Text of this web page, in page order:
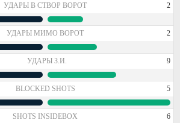
УДАРЫ В СТВОР ВОРОТ 2
УДАРЫ МИМО ВОРОТ 2
УДАРЫ З.И. 9
BLOCKED SHOTS 5
SHOTS INSIDEBOX 6